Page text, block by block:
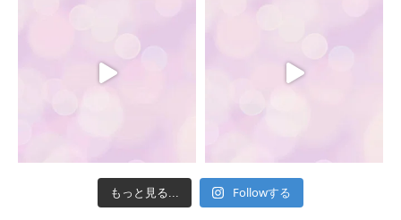
もっと見る... Followする